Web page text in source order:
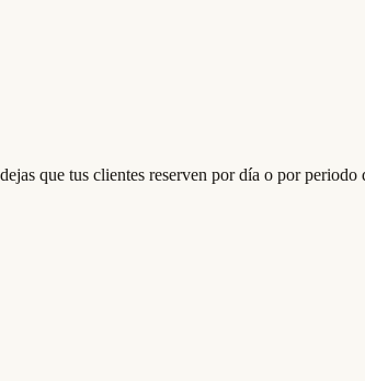
que tus clientes reserven por día o por